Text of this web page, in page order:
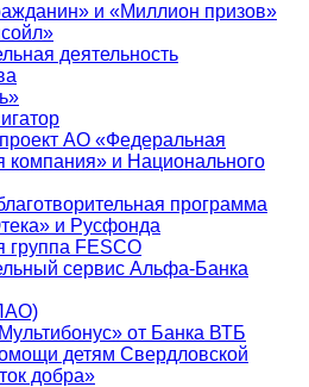
и «Миллион призов»
деятельность
АО «Федеральная
компания» и Национального
программа
и Русфонда
группа FESCO
сервис Альфа-Банка
от Банка ВТБ
детям Свердловской
добра»